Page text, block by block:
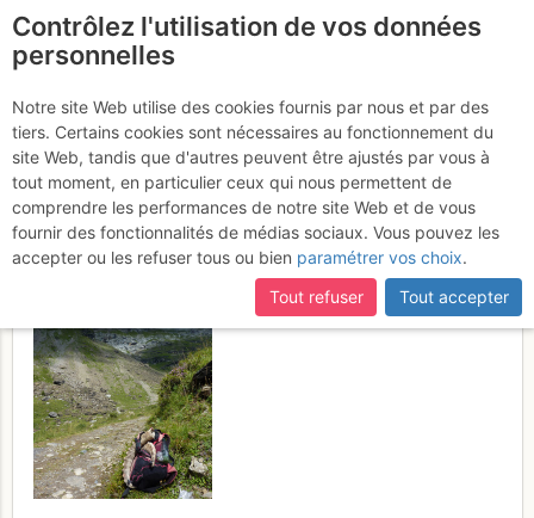
Les Avoudrues :
Diagonale face S
Samedi 12 août
2017
Contrôlez l'utilisation de vos données
personnelles
Notre site Web utilise des cookies fournis par nous et par des
tiers. Certains cookies sont nécessaires au fonctionnement du
site Web, tandis que d'autres peuvent être ajustés par vous à
tout moment, en particulier ceux qui nous permettent de
comprendre les performances de notre site Web et de vous
fournir des fonctionnalités de médias sociaux. Vous pouvez les
accepter ou les refuser tous ou bien paramétrer vos choix.
Tout refuser
Tout accepter